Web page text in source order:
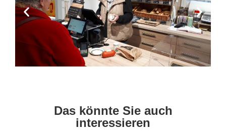
Das könnte Sie auch
interessieren